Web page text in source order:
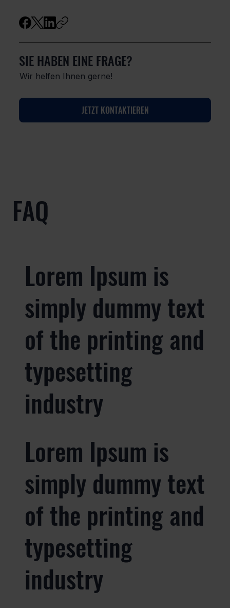
SIE HABEN EINE FRAGE?
Wir helfen Ihnen gerne!
JETZT KONTAKTIEREN
FAQ
Lorem Ipsum is
simply dummy text
of the printing and
typesetting
industry
Lorem Ipsum is
simply dummy text
of the printing and
typesetting
industry